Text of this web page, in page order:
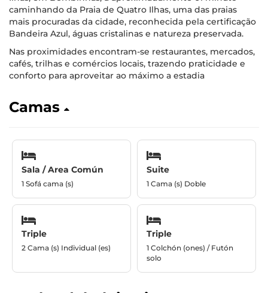
caminhando da Praia de Quatro Ilhas, uma das praias
mais procuradas da cidade, reconhecida pela certificação
Bandeira Azul, águas cristalinas e natureza preservada.
Nas proximidades encontram-se restaurantes, mercados,
cafés, trilhas e comércios locais, trazendo praticidade e
conforto para aproveitar ao máximo a estadia
Camas
Sala / Area Común
1 Sofá cama (s)
Suite
1 Cama (s) Doble
Triple
2 Cama (s) Individual (es)
Triple
1 Colchón (ones) / Futón
solo